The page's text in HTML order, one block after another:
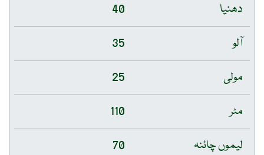
دھنیا
40
آلو
35
مولی
25
مٹر
110
لیموں چائنہ
70